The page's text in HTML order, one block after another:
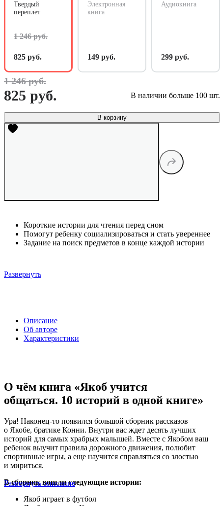
Твердый
переплет
1 246 руб.
825 руб.
Электронная
книга
149 руб.
Аудиокнига
299 руб.
1 246 руб.
825 руб. В наличии больше 100 шт.
В корзину
Короткие истории для чтения перед сном
Помогут ребенку социализироваться и стать увереннее
Задание на поиск предметов в конце каждой истории
Развернуть
Описание
Об авторе
Характеристики
О чём книга «Якоб учится
общаться. 10 историй в одной книге»
Ура! Наконец-то появился большой сборник рассказов
о Якобе, братике Конни. Внутри вас ждет десять лучших
историй для самых храбрых малышей. Вместе с Якобом ваш
ребенок выучит правила дорожного движения, полюбит
спортивные игры, а еще научится справляться со злостью
и мириться.
В сборник вошли следующие истории:
Якоб играет в футбол
Развернуть описание